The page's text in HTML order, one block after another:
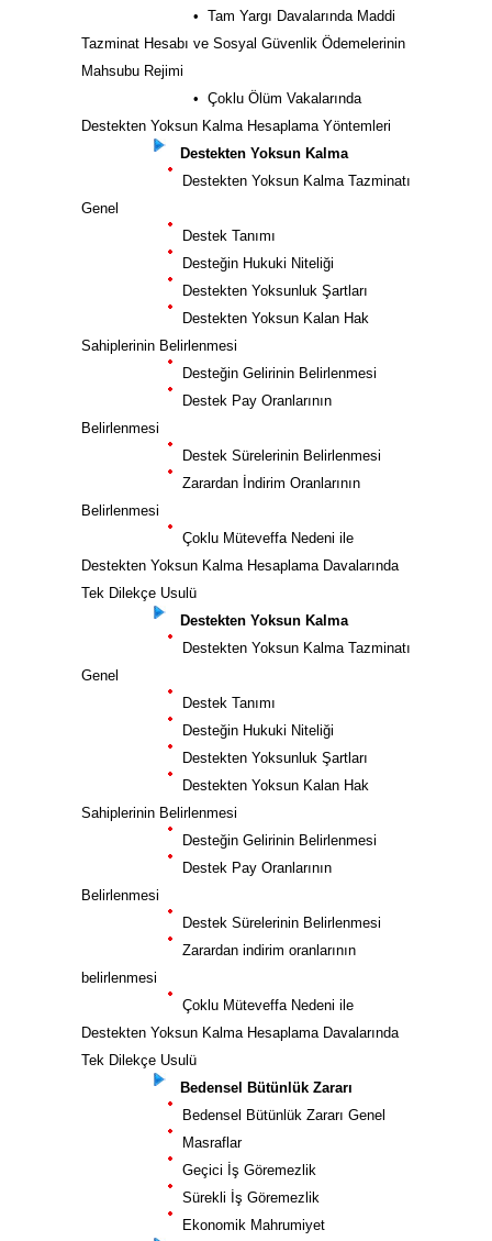
• Tam Yargı Davalarında Maddi
Tazminat Hesabı ve Sosyal Güvenlik Ödemelerinin
Mahsubu Rejimi
• Çoklu Ölüm Vakalarında
Destekten Yoksun Kalma Hesaplama Yöntemleri
Destekten Yoksun Kalma
Destekten Yoksun Kalma Tazminatı
Genel
Destek Tanımı
Desteğin Hukuki Niteliği
Destekten Yoksunluk Şartları
Destekten Yoksun Kalan Hak
Sahiplerinin Belirlenmesi
Desteğin Gelirinin Belirlenmesi
Destek Pay Oranlarının
Belirlenmesi
Destek Sürelerinin Belirlenmesi
Zarardan İndirim Oranlarının
Belirlenmesi
Çoklu Müteveffa Nedeni ile
Destekten Yoksun Kalma Hesaplama Davalarında
Tek Dilekçe Usulü
Destekten Yoksun Kalma
Destekten Yoksun Kalma Tazminatı
Genel
Destek Tanımı
Desteğin Hukuki Niteliği
Destekten Yoksunluk Şartları
Destekten Yoksun Kalan Hak
Sahiplerinin Belirlenmesi
Desteğin Gelirinin Belirlenmesi
Destek Pay Oranlarının
Belirlenmesi
Destek Sürelerinin Belirlenmesi
Zarardan indirim oranlarının
belirlenmesi
Çoklu Müteveffa Nedeni ile
Destekten Yoksun Kalma Hesaplama Davalarında
Tek Dilekçe Usulü
Bedensel Bütünlük Zararı
Bedensel Bütünlük Zararı Genel
Masraflar
Geçici İş Göremezlik
Sürekli İş Göremezlik
Ekonomik Mahrumiyet